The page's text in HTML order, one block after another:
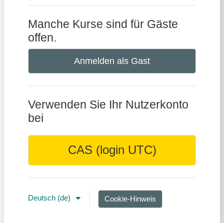
Manche Kurse sind für Gäste
offen.
Anmelden als Gast
Verwenden Sie Ihr Nutzerkonto
bei
CAS (login UTC)
Deutsch ‎(de)‎ Cookie-Hinweis